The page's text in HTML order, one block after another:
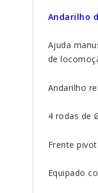
Andarilho
Ajuda
de
Andarilho
4 rodas de
Frente
Equipado